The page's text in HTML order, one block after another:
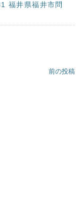
福井県福井市問
前の投稿